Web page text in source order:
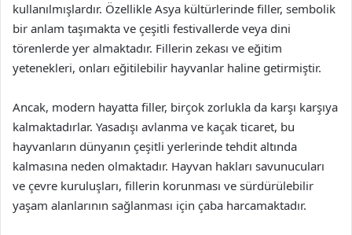
kullanılmışlardır. Özellikle Asya kültürlerinde filler, sembolik
bir anlam taşımakta ve çeşitli festivallerde veya dini
törenlerde yer almaktadır. Fillerin zekası ve eğitim
yetenekleri, onları eğitilebilir hayvanlar haline getirmiştir.
Ancak, modern hayatta filler, birçok zorlukla da karşı karşıya
kalmaktadırlar. Yasadışı avlanma ve kaçak ticaret, bu
hayvanların dünyanın çeşitli yerlerinde tehdit altında
kalmasına neden olmaktadır. Hayvan hakları savunucuları
ve çevre kuruluşları, fillerin korunması ve sürdürülebilir
yaşam alanlarının sağlanması için çaba harcamaktadır.